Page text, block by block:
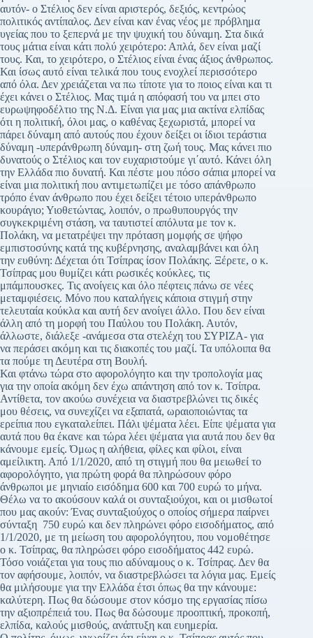
αυτόν- ο Στέλιος δεν είναι αριστερός, δεξιός, κεντρώος
πολιτικός αντίπαλος. Δεν είναι καν ένας νέος με πρόβλημα
υγείας που το ξεπερνά με την ψυχική του δύναμη. Στα δικά
τους μάτια είναι κάτι πολύ χειρότερο: Απλά, δεν είναι μαζί
τους. Και, το χειρότερο, ο Στέλιος είναι ένας άξιος άνθρωπος.
Και ίσως αυτό είναι τελικά που τους ενοχλεί περισσότερο
από όλα. Δεν χρειάζεται να πω τίποτε για το ποιος είναι και τι
έχει κάνει ο Στέλιος. Μας τιμά η απόφασή του να μπει στο
ευρωψηφοδέλτιο της Ν.Δ. Είναι για μας μια ακτίνα ελπίδας
ότι η πολιτική, όλοι μας, ο καθένας ξεχωριστά, μπορεί να
πάρει δύναμη από αυτούς που έχουν δείξει οι ίδιοι τεράστια
δύναμη -υπεράνθρωπη δύναμη- στη ζωή τους. Μας κάνει πιο
δυνατούς ο Στέλιος και τον ευχαριστούμε γι΄αυτό. Κάνει όλη
την Ελλάδα πιο δυνατή. Και πέστε μου πόσο σάπια μπορεί να
είναι μια πολιτική που αντιμετωπίζει με τόσο απάνθρωπο
τρόπο έναν άνθρωπο που έχει δείξει τέτοιο υπεράνθρωπο
κουράγιο; Υιοθετώντας, λοιπόν, ο πρωθυπουργός την
συγκεκριμένη στάση, να ταυτιστεί απόλυτα με τον κ.
Πολάκη, να μετατρέψει την πρόταση μομφής σε ψήφο
εμπιστοσύνης κατά της κυβέρνησης, αναλαμβάνει και όλη
την ευθύνη: Δέχεται ότι Τσίπρας ίσον Πολάκης. Ξέρετε, ο κ.
Τσίπρας μου θυμίζει κάτι ρωσικές κούκλες, τις
μπάμπουσκες. Τις ανοίγεις και όλο πέφτεις πάνω σε νέες
μεταμφιέσεις. Μόνο που καταλήγεις κάποια στιγμή στην
τελευταία κούκλα και αυτή δεν ανοίγει άλλο. Που δεν είναι
άλλη από τη μορφή του Παύλου του Πολάκη. Αυτόν,
άλλωστε, διάλεξε -ανάμεσα στα στελέχη του ΣΥΡΙΖΑ- για
να περάσει ακόμη και τις διακοπές του μαζί. Τα υπόλοιπα θα
τα πούμε τη Δευτέρα στη Βουλή.
Και φτάνω τώρα στο αφορολόγητο και την τροπολογία μας
για την οποία ακόμη δεν έχω απάντηση από τον κ. Τσίπρα.
Αντίθετα, τον ακούω συνέχεια να διαστρεβλώνει τις δικές
μου θέσεις, να συνεχίζει να εξαπατά, ωραιοποιώντας τα
ερείπια που εγκαταλείπει. Πάλι ψέματα λέει. Είπε ψέματα για
αυτά που θα έκανε και τώρα λέει ψέματα για αυτά που δεν θα
κάνουμε εμείς. Όμως η αλήθεια, φίλες και φίλοι, είναι
αμείλικτη. Από 1/1/2020, από τη στιγμή που θα μειωθεί το
αφορολόγητο, για πρώτη φορά θα πληρώσουν φόρο
άνθρωποι με μηνιαίο εισόδημα 600 και 700 ευρώ το μήνα.
Θέλω να το ακούσουν καλά οι συνταξιούχοι, και οι μισθωτοί
που μας ακούν: Ένας συνταξιούχος ο οποίος σήμερα παίρνει
σύνταξη 750 ευρώ και δεν πληρώνει φόρο εισοδήματος, από
1/1/2020, με τη μείωση του αφορολόγητου, που νομοθέτησε
ο κ. Τσίπρας, θα πληρώσει φόρο εισοδήματος 442 ευρώ.
Τόσο νοιάζεται για τους πιο αδύναμους ο κ. Τσίπρας. Δεν θα
τον αφήσουμε, λοιπόν, να διαστρεβλώσει τα λόγια μας. Εμείς
θα μιλήσουμε για την Ελλάδα έτσι όπως θα την κάνουμε:
καλύτερη. Πως θα δώσουμε στον κόσμο της εργασίας πίσω
την αξιοπρέπειά του. Πως θα δώσουμε προοπτική, προκοπή,
ελπίδα, καλούς μισθούς, ανάπτυξη και ευημερία.